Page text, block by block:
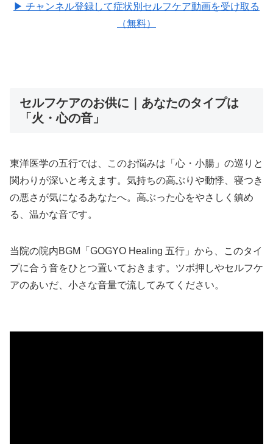
▶ チャンネル登録して症状別セルフケア動画を受け取る
（無料）
セルフケアのお供に｜あなたのタイプは
「火・心の音」
東洋医学の五行では、このお悩みは「心・小腸」の巡りと
関わりが深いと考えます。気持ちの高ぶりや動悸、寝つき
の悪さが気になるあなたへ。高ぶった心をやさしく鎮め
る、温かな音です。
当院の院内BGM「GOGYO Healing 五行」から、このタイ
プに合う音をひとつ置いておきます。ツボ押しやセルフケ
アのあいだ、小さな音量で流してみてください。